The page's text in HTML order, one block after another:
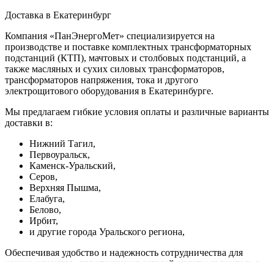
Доставка в Екатеринбург
Компания «ПанЭнергоМет» специализируется на
производстве и поставке комплектных трансформаторных
подстанций (КТП), мачтовых и столбовых подстанций, а
также масляных и сухих силовых трансформаторов,
трансформаторов напряжения, тока и другого
электрощитового оборудования в Екатеринбурге.
Мы предлагаем гибкие условия оплаты и различные варианты
доставки в:
Нижний Тагил,
Первоуральск,
Каменск-Уральский,
Серов,
Верхняя Пышма,
Елабуга,
Белово,
Ирбит,
и другие города Уральского региона,
Обеспечивая удобство и надежность сотрудничества для